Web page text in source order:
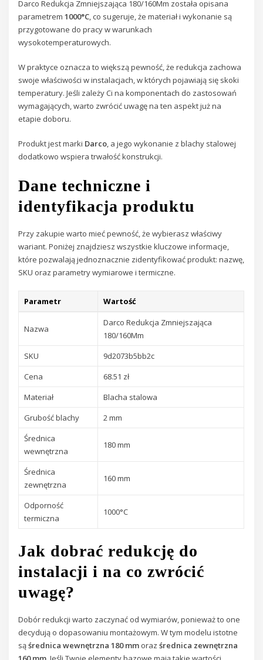
Darco Redukcja Zmniejszająca 180/160Mm została opisana
parametrem1000°C, co sugeruje, że materiał i wykonanie są
przygotowane do pracy w warunkach
wysokotemperaturowych.
W praktyce oznacza to większą pewność, że redukcja zachowa
swoje właściwości w instalacjach, w których pojawiają się skoki
temperatury. Jeśli zależy Ci na komponentach do zastosowań
wymagających, warto zwrócić uwagę na ten aspekt już na
etapie doboru.
Produkt jest marki Darco, a jego wykonanie z blachy stalowej
dodatkowo wspiera trwałość konstrukcji.
Dane techniczne i
identyfikacja produktu
Przy zakupie warto mieć pewność, że wybierasz właściwy
wariant. Poniżej znajdziesz wszystkie kluczowe informacje,
które pozwalają jednoznacznie zidentyfikować produkt: nazwę,
SKU oraz parametry wymiarowe i termiczne.
Parametr Wartość
Nazwa
Darco Redukcja Zmniejszająca
180/160Mm
SKU
9d2073b5bb2c
Cena
68.51 zł
Materiał
Blacha stalowa
Grubość blachy
2 mm
Średnica
wewnętrzna
180 mm
Średnica
zewnętrzna
160 mm
Odporność
termiczna
1000°C
Jak dobrać redukcję do
instalacji i na co zwrócić
uwagę?
Dobór redukcji warto zaczynać od wymiarów, ponieważ to one
decydują o dopasowaniu montażowym. W tym modelu istotne
sąśrednica wewnętrzna 180 mm orazśrednica zewnętrzna